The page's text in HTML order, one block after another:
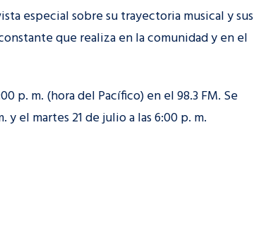
especial sobre su trayectoria musical y sus
que realiza en la comunidad y en el
p. m. (hora del Pacífico) en el 98.3 FM. Se
el martes 21 de julio a las 6:00 p. m.